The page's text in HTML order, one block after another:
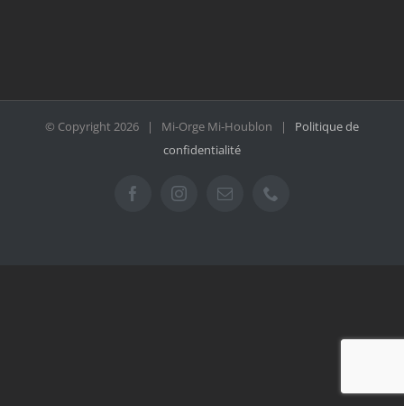
© Copyright2026 | Mi-Orge Mi-Houblon | Politique de
confidentialité
FacebookInstagramEmail